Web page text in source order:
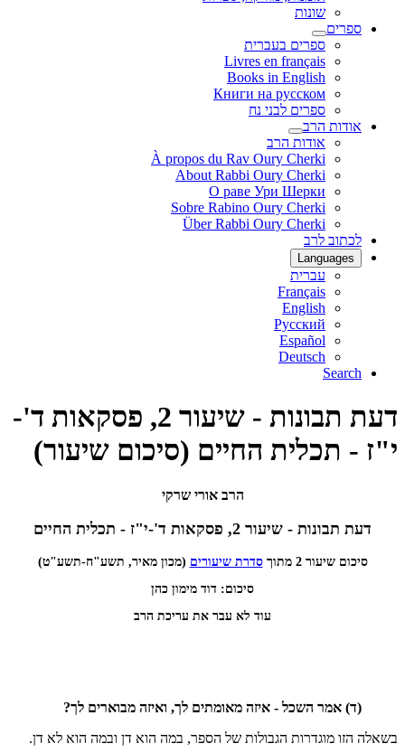
שונות
ספרים
ספרים בעברית
Livres en français
Books in English
Книги на русском
ספרים לבני נח
אודות הרב
אודות הרב
À propos du Rav Oury Cherki
About Rabbi Oury Cherki
О раве Ури Шерки
Sobre Rabino Oury Cherki
Über Rabbi Oury Cherki
לכתוב לרב
Languages
עברית
Français
English
Русский
Español
Deutsch
Search
דעת תבונות - שיעור 2, פסקאות ד'-
י"ז - תכלית החיים (סיכום שיעור)
הרב אורי שרקי
דעת תבונות - שיעור 2, פסקאות ד'-י"ז - תכלית החיים
סיכום שיעור 2 מתוך סדרת שיעורים (מכון מאיר, תשע"ח-תשע"ט)
סיכום: דוד מימון כהן
עוד לא עבר את עריכת הרב
(ד) אמר השכל - איזה מאומתים לך, ואיזה מבוארים לך?
בשאלה הזו מוגדרות הגבולות של הספר, במה הוא דן ובמה הוא לא דן.